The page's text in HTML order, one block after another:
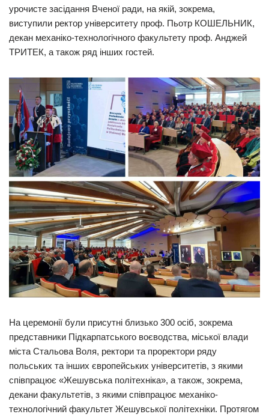
урочисте засідання Вченої ради, на якій, зокрема,
виступили ректор університету проф. Пьотр КОШЕЛЬНИК,
декан механіко-технологічного факультету проф. Анджей
ТРИТЕК, а також ряд інших гостей.
На церемонії були присутні близько 300 осіб, зокрема
представники Підкарпатського воєводства, міської влади
міста Стальова Воля, ректори та проректори ряду
польських та інших європейських університетів, з якими
співпрацює «Жешувська політехніка», а також, зокрема,
декани факультетів, з якими співпрацює механіко-
технологічний факультет Жешувської політехніки. Протягом